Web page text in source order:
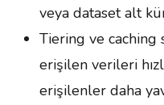
veya dataset alt
Tiering ve caching
erişilen verileri
erişilenler daha